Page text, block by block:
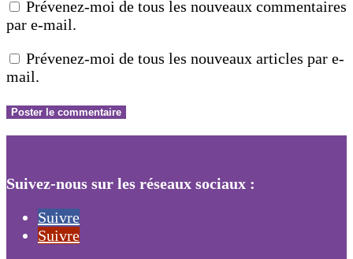
Prévenez-moi de tous les nouveaux commentaires
par e-mail.
Prévenez-moi de tous les nouveaux articles par e-
mail.
Suivez-nous sur les réseaux sociaux :
Suivre
Suivre